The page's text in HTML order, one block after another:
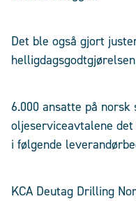
Det ble også gjort
6.000 ansatte på
oljeserviceavtalene
i følgende
KCA Deutag Drilling